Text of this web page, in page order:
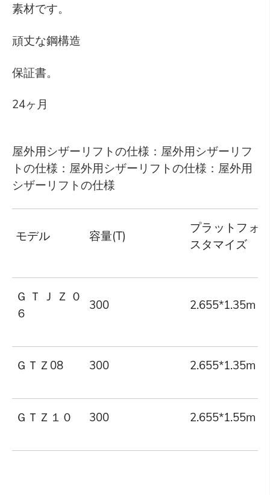
素材です。
頑丈な鋼構造
保証書。
24ヶ月
屋外用シザーリフトの仕様：屋外用シザーリフ
トの仕様：屋外用シザーリフトの仕様：屋外用
シザーリフトの仕様
モデル 容量(T)
プラットフォ
スタマイズ
ＧＴＪＺ０
６
300 2.655*1.35m
ＧＴＺ08 300 2.655*1.35m
ＧＴＺ１０ 300 2.655*1.55m